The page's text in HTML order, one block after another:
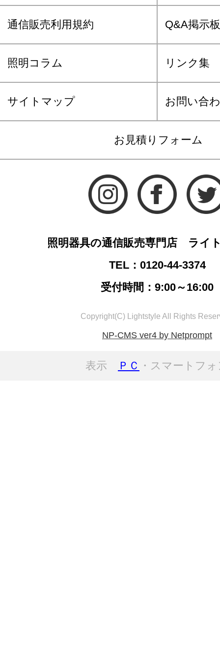
通信販売利用規約 Q&A掲示板
照明コラム リンク集
サイトマップ お問い合
お見積りフォーム
照明器具の通信販売専門店 ライ
TEL：0120-44-3374
受付時間：9:00～16:00
Copyright(C) Lightstyle All Rights
NP-CMS ver4 by Netprompt
表示 ＰＣ ・スマートフ